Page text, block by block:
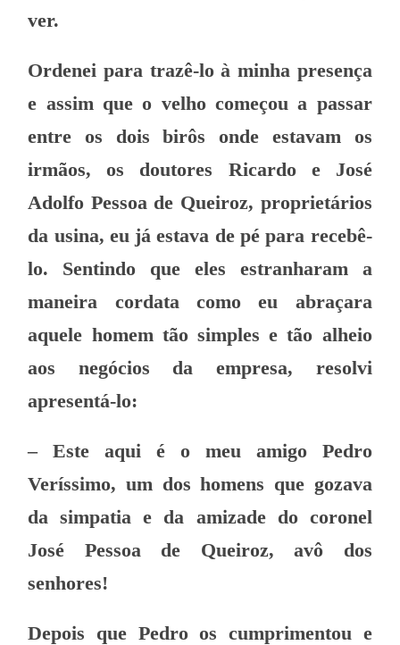
ver.
Ordenei para trazê-lo à minha presença
e assim que o velho começou a passar
entre os dois birôs onde estavam os
irmãos, os doutores Ricardo e José
Adolfo Pessoa de Queiroz, proprietários
da usina, eu já estava de pé para recebê-
lo. Sentindo que eles estranharam a
maneira cordata como eu abraçara
aquele homem tão simples e tão alheio
aos negócios da empresa, resolvi
apresentá-lo:
– Este aqui é o meu amigo Pedro
Veríssimo, um dos homens que gozava
da simpatia e da amizade do coronel
José Pessoa de Queiroz, avô dos
senhores!
Depois que Pedro os cumprimentou e